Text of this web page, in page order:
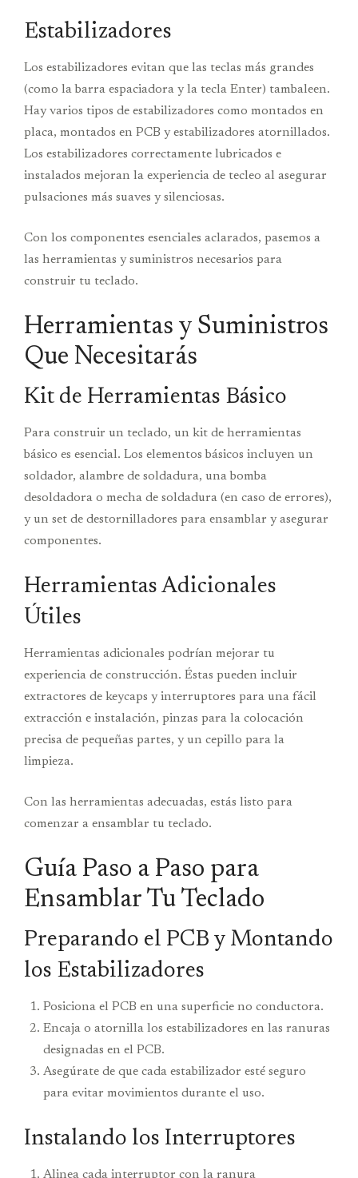
Estabilizadores
Los estabilizadores evitan que las teclas más grandes
(como la barra espaciadora y la tecla Enter) tambaleen.
Hay varios tipos de estabilizadores como montados en
placa, montados en PCB y estabilizadores atornillados.
Los estabilizadores correctamente lubricados e
instalados mejoran la experiencia de tecleo al asegurar
pulsaciones más suaves y silenciosas.
Con los componentes esenciales aclarados, pasemos a
las herramientas y suministros necesarios para
construir tu teclado.
Herramientas y Suministros
Que Necesitarás
Kit de Herramientas Básico
Para construir un teclado, un kit de herramientas
básico es esencial. Los elementos básicos incluyen un
soldador, alambre de soldadura, una bomba
desoldadora o mecha de soldadura (en caso de errores),
y un set de destornilladores para ensamblar y asegurar
componentes.
Herramientas Adicionales
Útiles
Herramientas adicionales podrían mejorar tu
experiencia de construcción. Éstas pueden incluir
extractores de keycaps y interruptores para una fácil
extracción e instalación, pinzas para la colocación
precisa de pequeñas partes, y un cepillo para la
limpieza.
Con las herramientas adecuadas, estás listo para
comenzar a ensamblar tu teclado.
Guía Paso a Paso para
Ensamblar Tu Teclado
Preparando el PCB y Montando
los Estabilizadores
Posiciona el PCB en una superficie no conductora.
Encaja o atornilla los estabilizadores en las ranuras
designadas en el PCB.
Asegúrate de que cada estabilizador esté seguro
para evitar movimientos durante el uso.
Instalando los Interruptores
Alinea cada interruptor con la ranura